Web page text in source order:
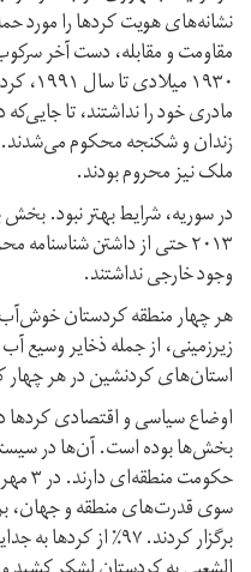
نشانەهای هویت کردها را مورد
مقاومت و مقابله، دست آخر
۱۹۳۰
مادری خود را نداشتند، تا
زندان و شکنجه محکوم
ملک نیز محروم بودند.
در سوریه، شرایط بهتر نبود.
۲۰۱۳ حتی از داشتن
وجود خارجی نداشتند.
هر چهار منطقه کردستان
زیرزمینی، از جمله ذخایر
استان‌های کردنشین در هر چهار
بخش‌ها بوده است. آن‌ها در
سوی قدرت‌های منطقه و جهان،
برگزار کردند. ۹۷٪